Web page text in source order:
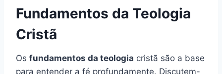
Fundamentos da Teologia
Cristã
Os fundamentos da teologia cristã são a base
para entender a fé profundamente. Discutem-